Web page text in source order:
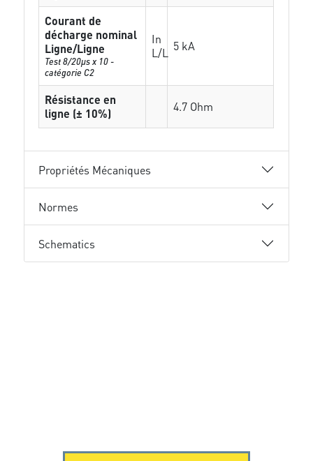
Courant de
décharge nominal
Ligne/Ligne
Test 8/20µs x 10 -
catégorie C2
In
L/L
5 kA
Résistance en
ligne (± 10%)
4.7 Ohm
Propriétés Mécaniques
Normes
Schematics